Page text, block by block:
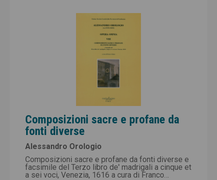
Composizioni sacre e profane da
fonti diverse
Alessandro Orologio
Composizioni sacre e profane da fonti diverse e
facsimile del Terzo libro de' madrigali a cinque et
a sei voci, Venezia, 1616 a cura di Franco